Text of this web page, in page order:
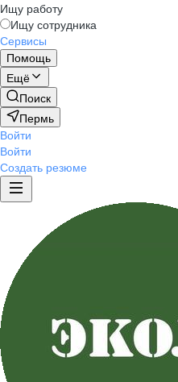
Ищу работу
Ищу сотрудника
Сервисы
Помощь
Ещё
Поиск
Пермь
Войти
Войти
Создать резюме